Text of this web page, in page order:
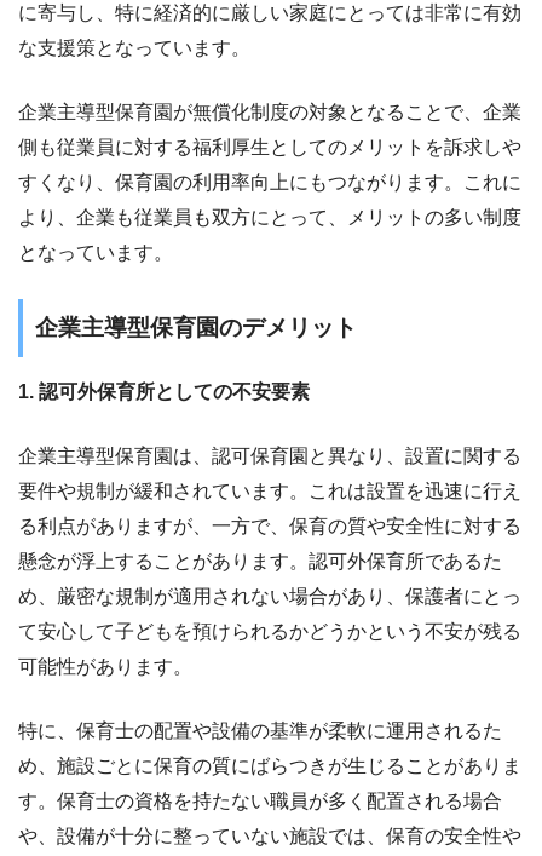
に寄与し、特に経済的に厳しい家庭にとっては非常に有効
な支援策となっています。
企業主導型保育園が無償化制度の対象となることで、企業
側も従業員に対する福利厚生としてのメリットを訴求しや
すくなり、保育園の利用率向上にもつながります。これに
より、企業も従業員も双方にとって、メリットの多い制度
となっています。
企業主導型保育園のデメリット
1. 認可外保育所としての不安要素
企業主導型保育園は、認可保育園と異なり、設置に関する
要件や規制が緩和されています。これは設置を迅速に行え
る利点がありますが、一方で、保育の質や安全性に対する
懸念が浮上することがあります。認可外保育所であるた
め、厳密な規制が適用されない場合があり、保護者にとっ
て安心して子どもを預けられるかどうかという不安が残る
可能性があります。
特に、保育士の配置や設備の基準が柔軟に運用されるた
め、施設ごとに保育の質にばらつきが生じることがありま
す。保育士の資格を持たない職員が多く配置される場合
や、設備が十分に整っていない施設では、保育の安全性や